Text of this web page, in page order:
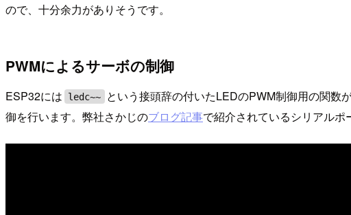
ので、十分余力がありそうです。
PWMによるサーボの制御
ESP32には ledc~~
という接頭辞の付いたLEDのPWM制御用の関数
御を行います。弊社さかじのブログ記事で紹介されているシリアルポ